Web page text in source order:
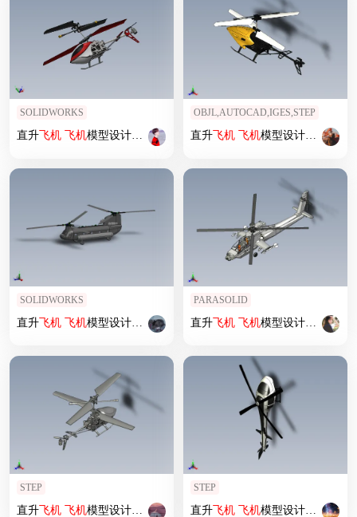
SOLIDWORKS
直升飞机 飞机模型设计 (84)
OBJL,AUTOCAD,IGES,STEP
直升飞机 飞机模型设计 (83)
SOLIDWORKS
直升飞机 飞机模型设计 (28)
PARASOLID
直升飞机 飞机模型设计 (17)
STEP
直升飞机 飞机模型设计 (33)
STEP
直升飞机 飞机模型设计 (45)